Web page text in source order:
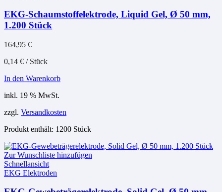
EKG-Schaumstoffelektrode, Liquid Gel, Ø 50 mm,
1.200 Stück
164,95 €
0,14 € / Stück
In den Warenkorb
inkl. 19 % MwSt.
zzgl. Versandkosten
Produkt enthält: 1200 Stück
Zur Wunschliste hinzufügen
Schnellansicht
EKG Elektroden